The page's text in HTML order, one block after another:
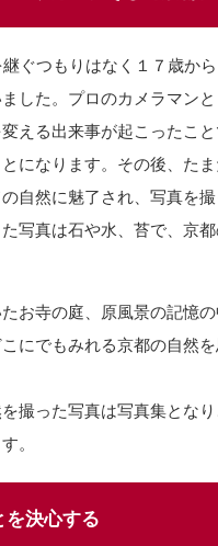
ぐつもりはなく１７歳か
した。プロのカメラマン
える出来事が起こったこと
になります。その後、た
自然に魅了され、写真を撮
写真は石や水、苔で、京
お寺の庭、原風景の記憶
にでもみれる京都の自然を
撮った写真は写真集とな
。
を決心する